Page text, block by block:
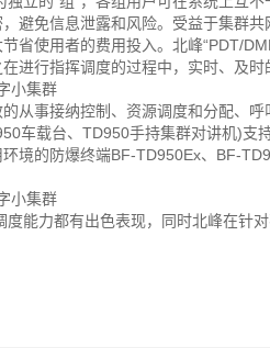
避免信息泄露和风险。受益于集群
省使用者的费用投入。北峰“PDT/
行指挥调度的过程中，实时、及时
事接纳控制、资源调度和分配、呼
车载台、TD950手持集群对讲机)支
境的防爆终端BF-TD950Ex、BF-
能力都有出色表现，同时北峰在针